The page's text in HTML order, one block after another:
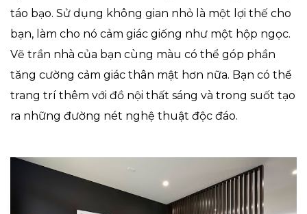
táo bạo. Sử dụng không gian nhỏ là một lợi thế cho
bạn, làm cho nó cảm giác giống như một hộp ngọc.
Vẽ trần nhà của bạn cùng màu có thể góp phần
tăng cường cảm giác thân mật hơn nữa. Bạn có thể
trang trí thêm với đồ nội thất sáng và trong suốt tạo
ra những đường nét nghệ thuật độc đáo.